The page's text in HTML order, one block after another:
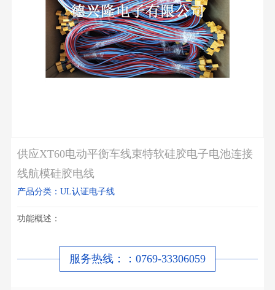
供应XT60电动平衡车线束特软硅胶电子电池连接
线航模硅胶电线
产品分类：UL认证电子线
功能概述：
服务热线：：0769-33306059